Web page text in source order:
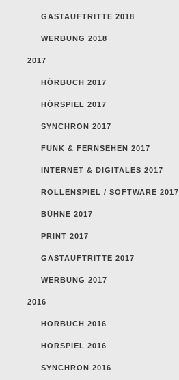
GASTAUFTRITTE 2018
WERBUNG 2018
2017
HÖRBUCH 2017
HÖRSPIEL 2017
SYNCHRON 2017
FUNK & FERNSEHEN 2017
INTERNET & DIGITALES 2017
ROLLENSPIEL / SOFTWARE 2017
BÜHNE 2017
PRINT 2017
GASTAUFTRITTE 2017
WERBUNG 2017
2016
HÖRBUCH 2016
HÖRSPIEL 2016
SYNCHRON 2016